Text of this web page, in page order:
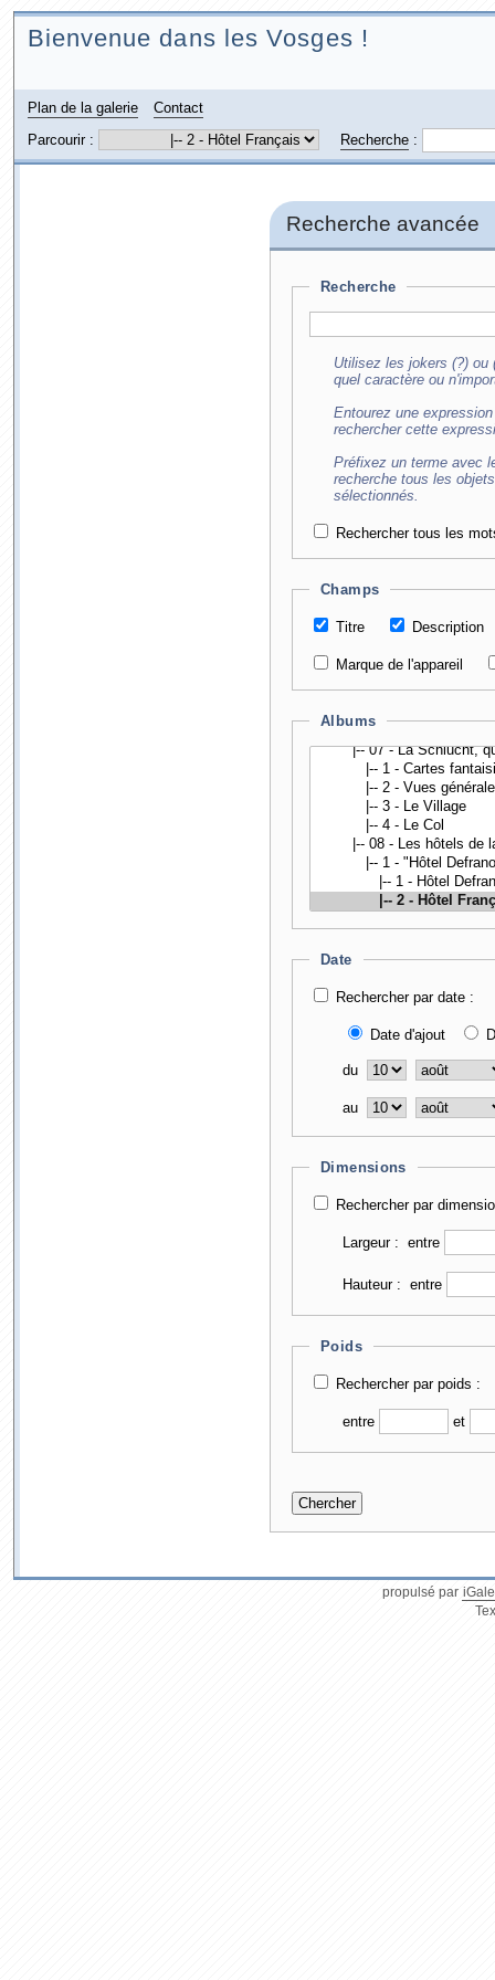
Bienvenue dans les Vosges !
Plan de la galerie
Contact
Parcourir :
Recherche:
Recherche avancée
Recherche
Utilisez les jokers (?) ou
quel caractère ou
Entourez une
rechercher cette
Préfixez un terme avec
recherche tous les
sélectionnés.
Rechercher tous les
Champs
Titre Description
Marque de l'appareil
Albums
Date
Rechercher par date :
Date d'ajout
du
au
Dimensions
Rechercher par
Largeur : entre
Hauteur : entre
Poids
Rechercher par poids :
entre et
propulsé par